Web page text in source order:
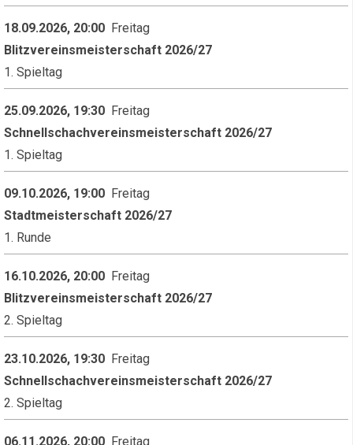
18.09.2026, 20:00 Freitag
Blitzvereinsmeisterschaft 2026/27
1. Spieltag
25.09.2026, 19:30 Freitag
Schnellschachvereinsmeisterschaft 2026/27
1. Spieltag
09.10.2026, 19:00 Freitag
Stadtmeisterschaft 2026/27
1. Runde
16.10.2026, 20:00 Freitag
Blitzvereinsmeisterschaft 2026/27
2. Spieltag
23.10.2026, 19:30 Freitag
Schnellschachvereinsmeisterschaft 2026/27
2. Spieltag
06.11.2026, 20:00 Freitag